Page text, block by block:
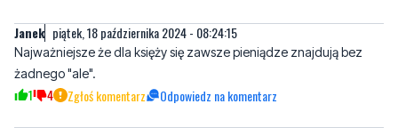
1 4 Zgłoś komentarz Odpowiedz na komentarz
Napisz swój komentarz